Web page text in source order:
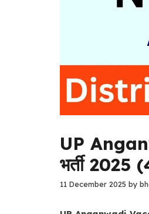
UP
भर्ती
11 December 2025 by